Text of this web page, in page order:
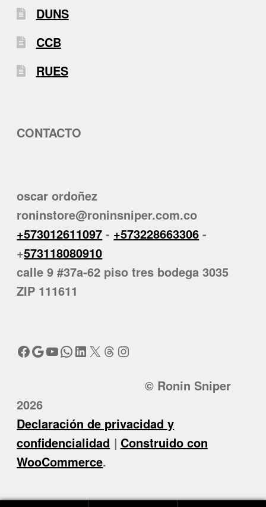
DUNS
CCB
RUES
CONTACTO
oscar ordoñez
roninstore@roninsniper.com.co
+573012611097 - +573228663306 -
+573118080910
calle 9 #37a-62 piso tres bodega 3035
ZIP 111611
Facebook
Google
YouTube
WhatsApp
LinkedIn
X Threads
Instagram
© Ronin Sniper
2026
Declaración de privacidad y
confidencialidad
Construido con
WooCommerce.